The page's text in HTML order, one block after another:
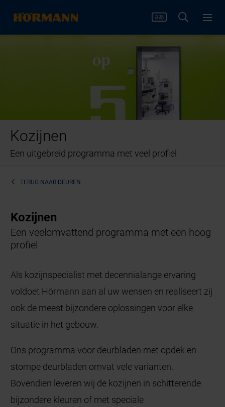
Kozijnen
Een uitgebreid programma met veel profiel
TERUG NAAR DEUREN
Kozijnen
Een veelomvattend programma met een hoog
profiel
Als kozijnspecialist met decennialange ervaring
voldoet Hörmann aan al uw wensen en realiseert zij
ook de meest bijzondere oplossingen voor elke
situatie in het gebouw.
Ons programma voor deurbladen met opdek en
stompe deurbladen omvat vele varianten.
Bovendien leveren wij de kozijnen in schitterende
bijzondere kleuren of met speciale